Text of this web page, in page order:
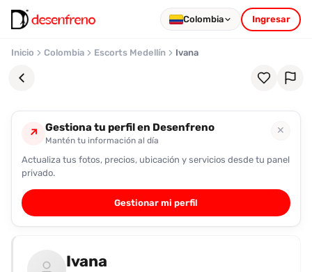
Colombia Ingresar
Inicio Colombia Escorts Medellín Ivana
Favoritos
Pronto
podrás
registrarte
guardar
↗ Gestiona tu perfil en Desenfreno
Mantén tu información al día
✕
Actualiza tus fotos, precios, ubicación y servicios desde tu panel
privado.
Gestionar mi perfil
Ivana